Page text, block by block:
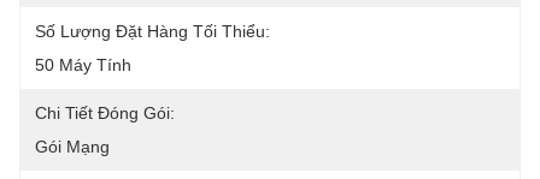
Số Lượng Đặt Hàng Tối Thiểu:
50 Máy Tính
Chi Tiết Đóng Gói:
Gói Mạng